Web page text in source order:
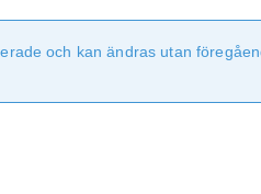
och kan ändras utan